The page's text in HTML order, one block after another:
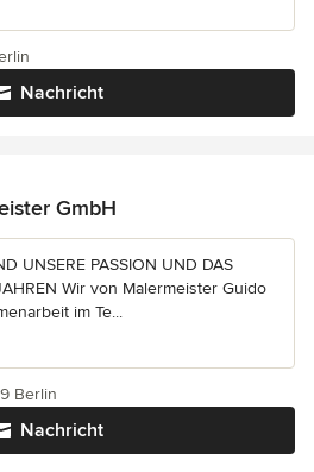
Nachricht
GmbH
UNSERE PASSION UND DAS
Wir von Malermeister Guido
im Te...
Nachricht
Berlin